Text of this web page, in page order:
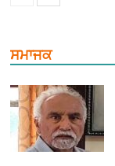
ਸਮਾਜਕ